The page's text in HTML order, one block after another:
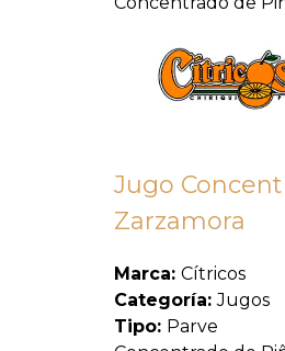
Jugo
Zarzamora
Marca: Cítricos
Categoría:Jugos
Tipo: Parve